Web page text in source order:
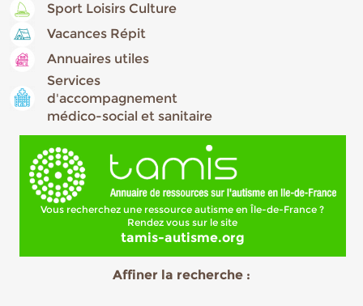
Sport Loisirs Culture
Vacances Répit
Annuaires utiles
Services
d'accompagnement
médico-social et sanitaire
Vous recherchez une ressource autisme en Île-de-France ?
Rendez vous sur le site
tamis-autisme.org
Affiner la recherche :